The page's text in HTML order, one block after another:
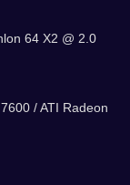
64 X2 @ 2.0
/ ATI Radeon